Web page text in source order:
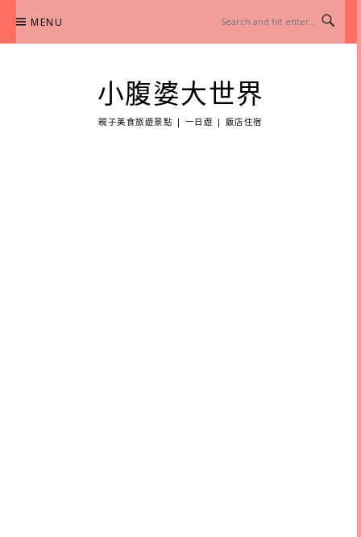
content
MENU
小腹婆大世界
親子美食旅遊景點 | 一日遊 | 飯店住宿